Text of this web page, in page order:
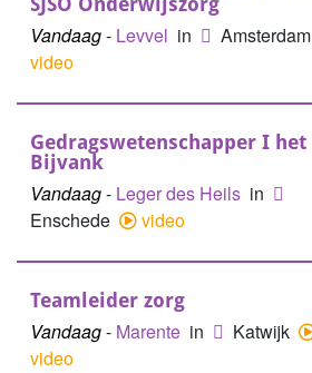
Vandaag- Levvel in
Amsterdam
video
Gedragswetenschapper I het
Bijvank
Vandaag- Leger des Heils in
Enschede
video
Teamleider zorg
Vandaag- Marente in
Katwijk
video